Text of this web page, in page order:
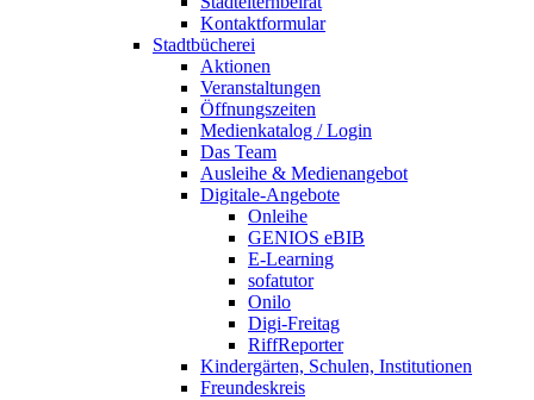
Kontaktformular
Stadtbücherei
Aktionen
Veranstaltungen
Öffnungszeiten
Medienkatalog / Login
Das Team
Ausleihe & Medienangebot
Digitale-Angebote
Onleihe
GENIOS eBIB
E-Learning
sofatutor
Onilo
Digi-Freitag
RiffReporter
Kindergärten, Schulen, Institutionen
Freundeskreis